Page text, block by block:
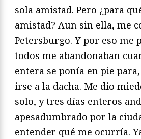
sola amistad. Pero ¿para
amistad? Aun sin ella, me
Petersburgo. Y por eso me
todos me abandonaban
entera se ponía en pie
irse a la dacha. Me dio
solo, y tres días enteros
apesadumbrado por la
entender qué me ocurría.